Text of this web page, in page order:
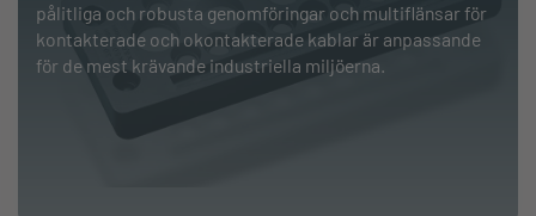
pålitliga och robusta genomföringar och multiflänsar för
kontakterade och okontakterade kablar är anpassande
för de mest krävande industriella miljöerna.